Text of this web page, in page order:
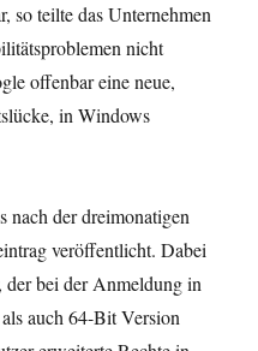
so teilte das Unternehmen
nicht
offenbar eine neue,
in Windows
nach der dreimonatigen
veröffentlicht. Dabei
der bei der Anmeldung in
auch 64-Bit Version